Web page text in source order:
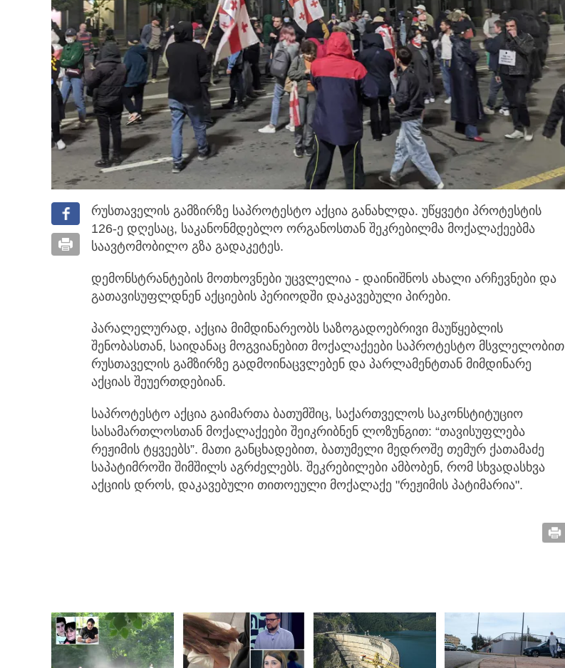
რუსთაველის გამზირზე საპროტესტო აქცია განახლდა. უწყვეტი პროტესტის
126-ე დღესაც, საკანონმდებლო ორგანოსთან შეკრებილმა მოქალაქეებმა
საავტომობილო გზა გადაკეტეს.
დემონსტრანტების მოთხოვნები უცვლელია - დაინიშნოს ახალი არჩევნები და
გათავისუფლდნენ აქციების პერიოდში დაკავებული პირები.
პარალელურად, აქცია მიმდინარეობს საზოგადოებრივი მაუწყებლის
შენობასთან, საიდანაც მოგვიანებით მოქალაქეები საპროტესტო მსვლელობით
რუსთაველის გამზირზე გადმოინაცვლებენ და პარლამენტთან მიმდინარე
აქციას შეუერთდებიან.
საპროტესტო აქცია გაიმართა ბათუმშიც, საქართველოს საკონსტიტუციო
სასამართლოსთან მოქალაქეები შეიკრიბნენ ლოზუნგით: “თავისუფლება
რეჟიმის ტყვეებს”. მათი განცხადებით, ბათუმელი მედროშე თემურ ქათამაძე
საპატიმროში შიმშილს აგრძელებს. შეკრებილები ამბობენ, რომ სხვადასხვა
აქციის დროს, დაკავებული თითოეული მოქალაქე "რეჟიმის პატიმარია".